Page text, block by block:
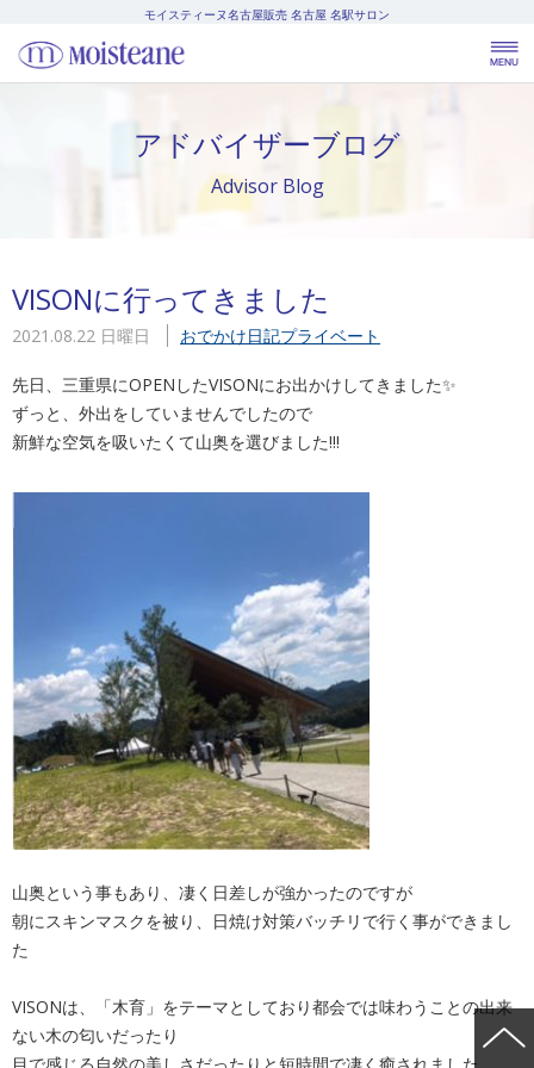
モイスティーヌ名古屋販売 名古屋 名駅サロン
アドバイザーブログ
Advisor Blog
VISONに行ってきました
2021.08.22 日曜日 おでかけ日記プライベート
先日、三重県にOPENしたVISONにお出かけしてきました✨
ずっと、外出をしていませんでしたので
新鮮な空気を吸いたくて山奥を選びました!!!
山奥という事もあり、凄く日差しが強かったのですが
朝にスキンマスクを被り、日焼け対策バッチリで行く事ができまし
た
VISONは、「木育」をテーマとしており都会では味わうことの出来
ない木の匂いだったり